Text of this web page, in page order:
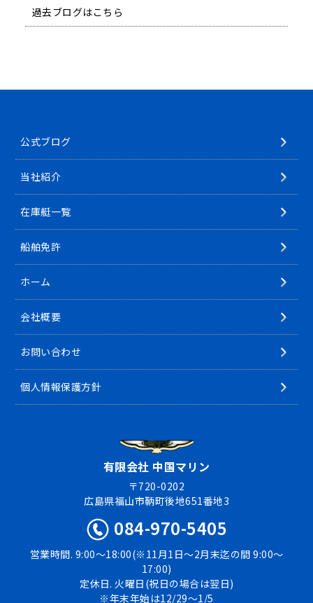
過去ブログはこちら
公式ブログ
当社紹介
在庫艇一覧
船舶免許
ホーム
会社概要
お問い合わせ
個人情報保護方針
有限会社 中国マリン
〒720-0202
広島県福山市鞆町後地651番地3
084-970-5405
営業時間. 9:00〜18:00(※11月1日〜2月末迄の間 9:00〜
17:00)
定休日. 火曜日(祝日の場合は翌日)
※年末年始は12/29〜1/5